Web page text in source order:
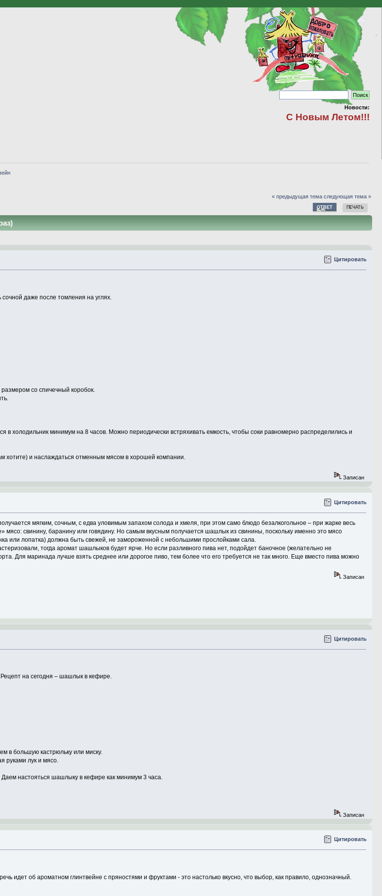
Новости:
С Новым Летом!!!
« предыдущая тема следующая тема »
ОТВЕТ ПЕЧАТЬ
Цитировать
даже после томления на углях.
со спичечный коробок.
в холодильник минимум на 8 часов. Можно периодически встряхивать емкость, чтобы соки равномерно распределились и
хотите) и наслаждаться отменным мясом в хорошей компании.
Записан
Цитировать
мягким, сочным, с едва уловимым запахом солода и хмеля, при этом само блюдо безалкогольное – при жарке весь
мясо: свинину, баранину или говядину. Но самым вкусным получается шашлык из свинины, поскольку именно это мясо
или лопатка) должна быть свежей, не замороженной с небольшими прослойками сала.
тогда аромат шашлыков будет ярче. Но если разливного пива нет, подойдет баночное (желательно не
Для маринада лучше взять среднее или дорогое пиво, тем более что его требуется не так много. Еще вместо пива можно
Записан
Цитировать
на сегодня – шашлык в кефире.
в большую кастрюльку или миску.
руками лук и мясо.
настояться шашлыку в кефире как минимум 3 часа.
Записан
Цитировать
идет об ароматном глинтвейне с пряностями и фруктами - это настолько вкусно, что выбор, как правило, однозначный.